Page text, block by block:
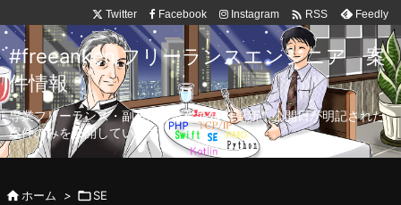
Twitter Facebook Instagram  RSS Feedly
#freeanken フリーランスエンジニア 案
件情報
専業フリーランス・副業向け案件を毎日更新！公開日が明記された
案件のみを公開しています。
ホーム > SE